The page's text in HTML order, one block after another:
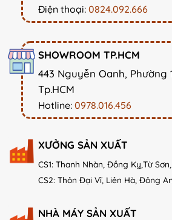
Điện thoại: 0824.092.666
SHOWROOM TP.HCM
443 Nguyễn Oanh, Phường
Tp.HCM
Hotline: 0978.016.456
XƯỞNG SẢN XUẤT
CS1: Thanh Nhàn, Đồng Kỵ,Từ
CS2: Thôn Đại Vĩ, Liên Hà, Đông
NHÀ MÁY SẢN XUẤT